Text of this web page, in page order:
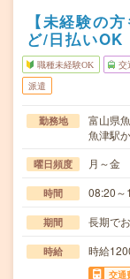
【未経験の
ど/日払いOK
職種未経験OK 交
派遣
勤務地
富山県
魚津駅
曜日頻度 月～金
時間 08:20～
期間 長期で
時給 時給
交通